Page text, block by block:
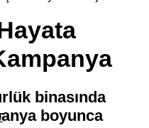
binasında
boyunca